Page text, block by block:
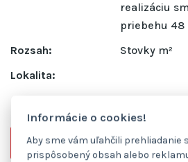
realizáciu
priebehu 48
Rozsah:
Stovky m²
Lokalita:
Áno, chcem zaslať
Informácie o cookies!
Aby sme vám uľahčili prehliadanie
prispôsobený obsah alebo